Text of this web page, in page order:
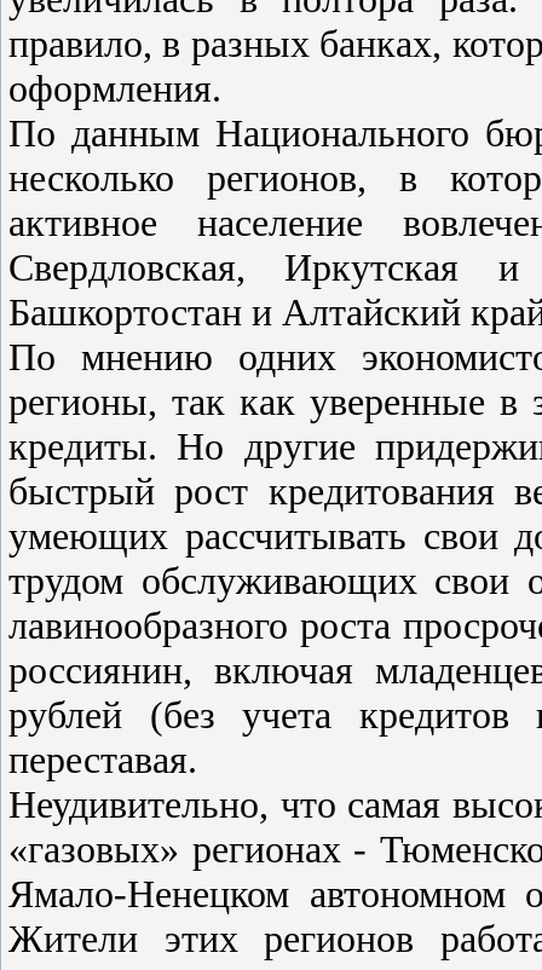
правило, в разных банках,
оформления.
По данным Национального
несколько регионов, в
активное население
Свердловская, Иркутская
Башкортостан и Алтайский
По мнению одних
регионы, так как уверенные в
кредиты. Но другие
быстрый рост кредитования
умеющих рассчитывать свои
трудом обслуживающих свои
лавинообразного роста
россиянин, включая
рублей (без учета
переставая.
Неудивительно, что самая
«газовых» регионах -
Ямало-Ненецком автономном
Жители этих регионов